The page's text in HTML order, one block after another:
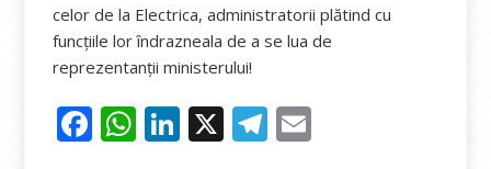
celor de la Electrica, administratorii plătind cu
funcțiile lor îndrazneala de a se lua de
reprezentanții ministerului!
F W Li X T